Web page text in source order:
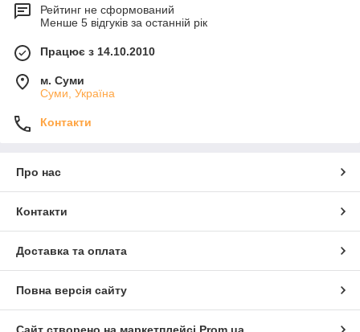
Рейтинг не сформований
Менше 5 відгуків за останній рік
Працює з 14.10.2010
м. Суми
Суми, Україна
Контакти
Про нас
Контакти
Доставка та оплата
Повна версія сайту